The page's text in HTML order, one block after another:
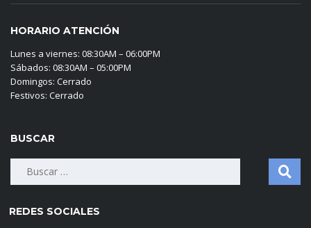
HORARIO ATENCIÓN
Lunes a viernes: 08:30AM – 06:00PM
Sábados: 08:30AM – 05:00PM
Domingos: Cerrado
Festivos: Cerrado
BUSCAR
Buscar:
REDES SOCIALES